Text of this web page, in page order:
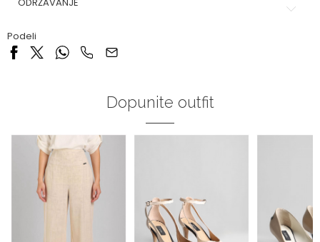
ODRŽAVANJE
Podeli
Dopunite outfit